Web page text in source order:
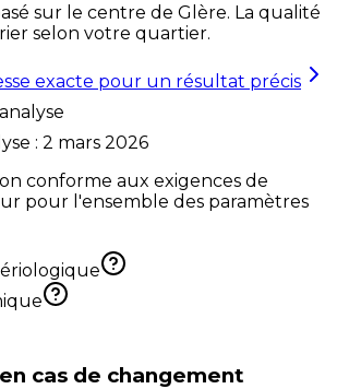
sur le centre de Glère. La qualité
selon votre quartier.
exacte pour un résultat précis
: 2 mars 2026
conforme aux exigences de
pour l'ensemble des paramètres
cas de changement